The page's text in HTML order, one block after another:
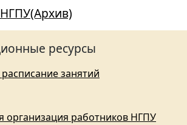
ресурсы
занятий
организация работников НГПУ